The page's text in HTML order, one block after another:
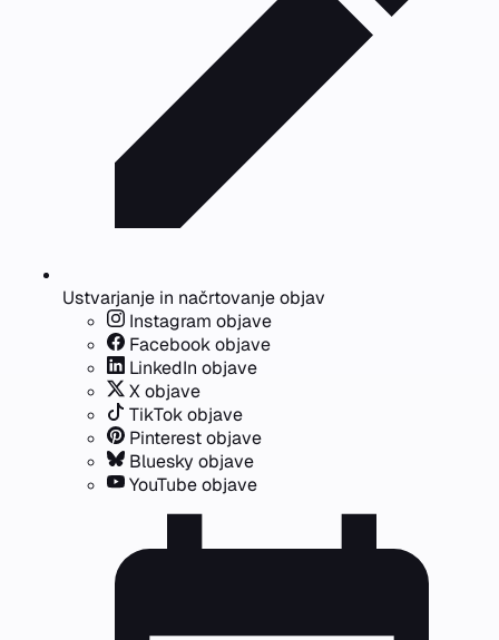
Ustvarjanje in načrtovanje objav
Instagram objave
Facebook objave
LinkedIn objave
X objave
TikTok objave
Pinterest objave
Bluesky objave
YouTube objave